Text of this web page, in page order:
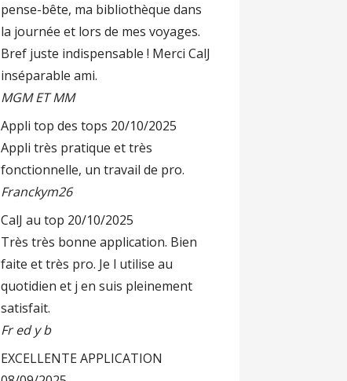
pense-bête, ma bibliothèque dans
la journée et lors de mes voyages.
Bref juste indispensable ! Merci CalJ
inséparable ami.
MGM ET MM
Appli top des tops 20/10/2025
Appli très pratique et très
fonctionnelle, un travail de pro.
Franckym26
CalJ au top 20/10/2025
Très très bonne application. Bien
faite et très pro. Je l utilise au
quotidien et j en suis pleinement
satisfait.
Fr ed y b
EXCELLENTE APPLICATION